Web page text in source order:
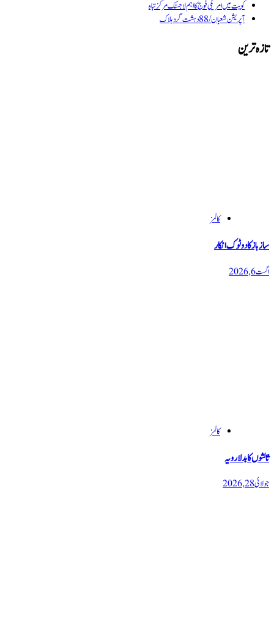
کویت میں امریکی فوج کا اہم لاجسٹک مرکز تباہ
آپریشن شعبان / 88 دہشت گرد ہلاک
تازہ ترین
کالمز
سازباز کا دوٹوک انکار
اگست 6, 2026
کالمز
ثالثوں کا بدلا رویہ
جولائی 28, 2026